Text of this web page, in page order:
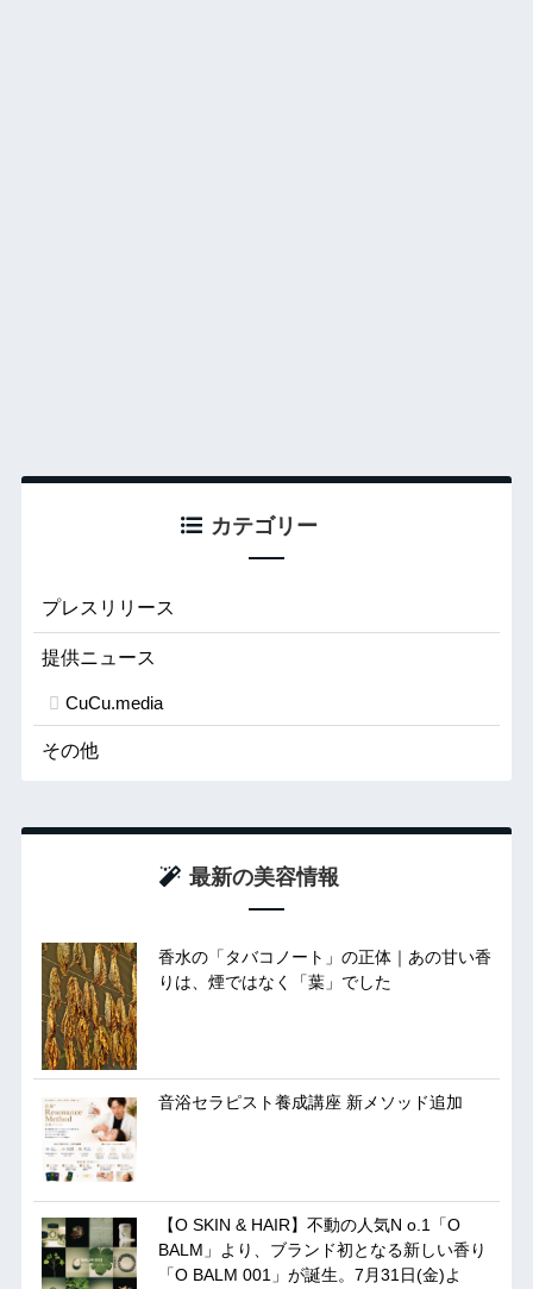
カテゴリー
プレスリリース
提供ニュース
CuCu.media
その他
最新の美容情報
香水の「タバコノート」の正体｜あの甘い香
りは、煙ではなく「葉」でした
音浴セラピスト養成講座 新メソッド追加
【O SKIN & HAIR】不動の人気N o.1「O
BALM」より、ブランド初となる新しい香り
「O BALM 001」が誕生。7月31日(金)よ